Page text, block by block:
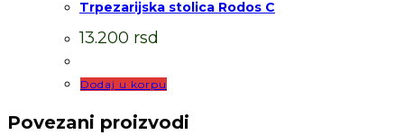
Trpezarijska stolica Rodos C
13.200 rsd
Dodaj u korpu
Povezani proizvodi